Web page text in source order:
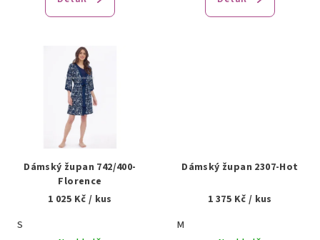
Dámský župan 742/400-
Florence
1 025 Kč / kus
S
Dámský župan 2307-Hot
1 375 Kč / kus
M